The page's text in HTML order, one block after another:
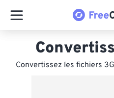
Convertissez les fichiers